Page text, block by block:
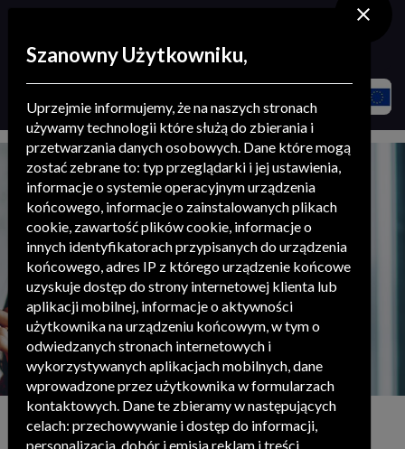
menedżerów
Strona główna
Aktualności
„Super Historia z Super Expressem”
aktualności
„Super Historia z Super
Szanowny Użytkowniku,
Uprzejmie informujemy, że na naszych stronach
używamy technologii które służą do zbierania i
przetwarzania danych osobowych. Dane które mogą
zostać zebrane to: typ przeglądarki i jej ustawienia,
informacje o systemie operacyjnym urządzenia
końcowego, informacje o zainstalowanych plikach
cookie, zawartość plików cookie, informacje o
innych identyfikatorach przypisanych do urządzenia
końcowego, adres IP z którego urządzenie końcowe
uzyskuje dostęp do strony internetowej klienta lub
aplikacji mobilnej, informacje o aktywności
użytkownika na urządzeniu końcowym, w tym o
odwiedzanych stronach internetowych i
wykorzystywanych aplikacjach mobilnych, dane
wprowadzone przez użytkownika w formularzach
kontaktowych. Dane te zbieramy w następujących
celach: przechowywanie i dostęp do informacji,
personalizacja, dobór i emisja reklam i treści,